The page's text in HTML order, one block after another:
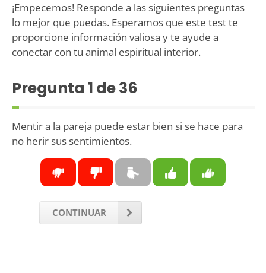
¡Empecemos! Responde a las siguientes preguntas
lo mejor que puedas. Esperamos que este test te
proporcione información valiosa y te ayude a
conectar con tu animal espiritual interior.
Pregunta 1 de 36
Mentir a la pareja puede estar bien si se hace para
no herir sus sentimientos.
CONTINUAR